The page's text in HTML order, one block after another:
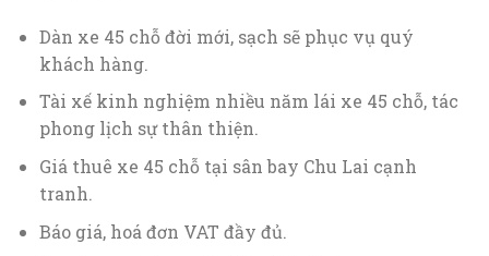
Dàn xe 45 chỗ đời mới, sạch sẽ phục vụ quý
khách hàng.
Tài xế kinh nghiệm nhiều năm lái xe 45 chỗ, tác
phong lịch sự thân thiện.
Giá thuê xe 45 chỗ tại sân bay Chu Lai cạnh
tranh.
Báo giá, hoá đơn VAT đầy đủ.